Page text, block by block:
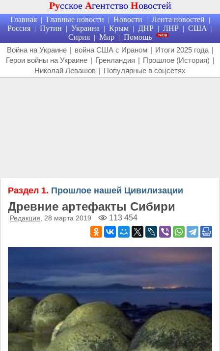
Русское Агентство Новостей
Главная | Главные новости | Новости | Лента новостей |
Россия | Путин | Украина | Крым | ДНР | ЛНР | США |
Сирия | Мир | Помощь
Война на Украине | война США с Ираном | Итоги 2025 года |
Герои войны на Украине | Гренландия | Прошлое (История) |
Николай Левашов | Популярные в соцсетях
Раздел 1. Прошлое нашей Цивилизации
Древние артефакты Сибири
Редакция , 28 марта 2019 113 454